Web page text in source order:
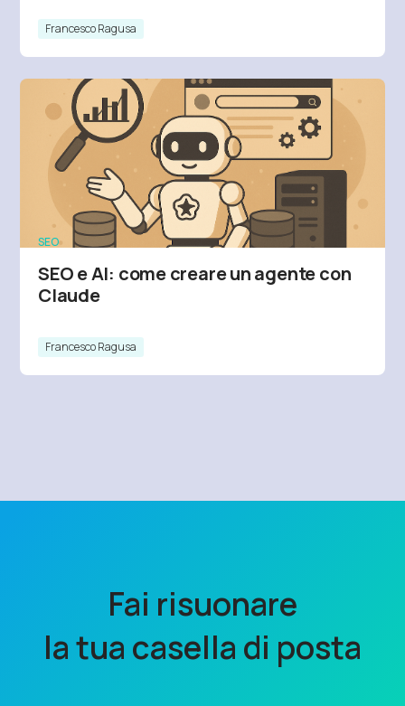
Francesco Ragusa
SEO
SEO e AI: come creare un agente con
Claude
Francesco Ragusa
Fai risuonare
la tua casella di posta